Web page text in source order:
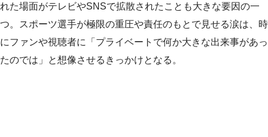
れた場面がテレビやSNSで拡散されたことも大きな要因の一
つ。スポーツ選手が極限の重圧や責任のもとで見せる涙は、時
にファンや視聴者に「プライベートで何か大きな出来事があっ
たのでは」と想像させるきっかけとなる。